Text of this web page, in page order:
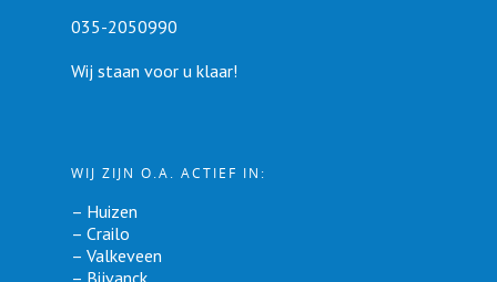
035-2050990
Wij staan voor u klaar!
WIJ ZIJN O.A. ACTIEF IN:
– Huizen
– Crailo
– Valkeveen
– Bijvanck